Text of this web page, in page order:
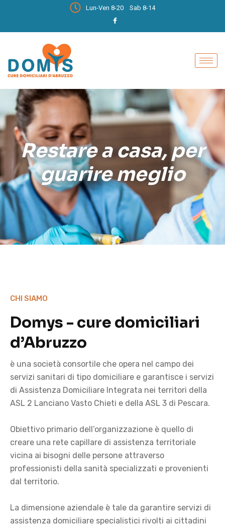
Lun-Ven 8-20 Sab 8-14
Restare a casa, per
guarire meglio
CHI SIAMO
Domys - cure domiciliari
d’Abruzzo
è una società consortile che opera nel campo dei
servizi sanitari di tipo domiciliare e garantisce i servizi
di Assistenza Domiciliare Integrata nei territori della
ASL 2 Lanciano Vasto Chieti e della ASL 3 di Pescara.
Obiettivo primario dell’organizzazione è quello di
creare una rete capillare di assistenza territoriale
vicina ai bisogni delle persone attraverso
professionisti della sanità specializzati e provenienti
dal territorio.
La dimensione aziendale è tale da garantire servizi di
assistenza domiciliare specialistici rivolti ai cittadini